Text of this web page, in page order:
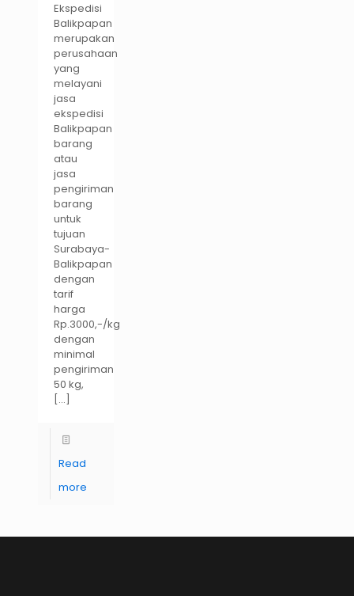
Ekspedisi
Balikpapan
merupakan
perusahaan
yang
melayani
jasa
ekspedisi
Balikpapan
barang
atau
jasa
pengiriman
barang
untuk
tujuan
Surabaya-
Balikpapan
dengan
tarif
harga
Rp.3000,-/kg
dengan
minimal
pengiriman
50 kg,
[…]
Read
more